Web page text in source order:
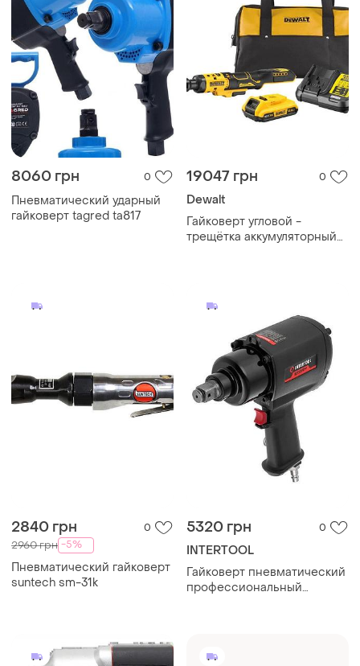
8060 грн 0
Пневматический ударный
гайковерт tagred ta817
19047 грн 0
Dewalt
Гайковерт угловой -
трещётка аккумуляторный
2840 грн 0
2960 грн -5%
Пневматический гайковерт
suntech sm-31k
5320 грн 0
INTERTOOL
Гайковерт пневматический
профессиональный